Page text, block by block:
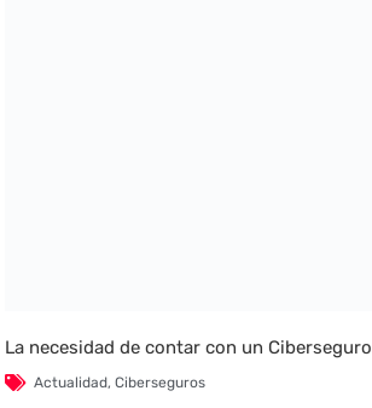
La necesidad de contar con un Ciberseguro
Actualidad,Ciberseguros